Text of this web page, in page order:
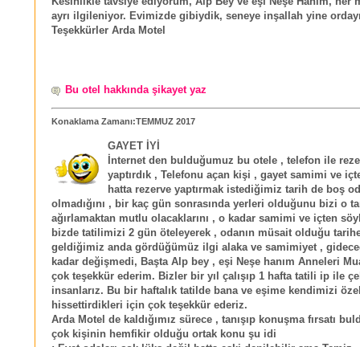
ayrı ilgileniyor. Evimizde gibiydik, seneye inşallah yine
Teşekkürler Arda Motel
Bu otel hakkında şikayet yaz
Konaklama Zamanı:TEMMUZ 2017
GAYET İYİ
İnternet den bulduğumuz bu otele , telefon ile
yaptırdık , Telefonu açan kişi , gayet samimi ve
hatta rezerve yaptırmak istediğimiz tarih de boş
olmadığını , bir kaç gün sonrasında yerleri olduğunu bizi o
ağırlamaktan mutlu olacaklarını , o kadar samimi ve içten
bizde tatilimizi 2 gün öteleyerek , odanın müsait olduğu
geldiğimiz anda gördüğümüz ilgi alaka ve samimiyet ,
kadar değişmedi, Başta Alp bey , eşi Neşe hanım Anneleri
çok teşekkür ederim. Bizler bir yıl çalışıp 1 hafta tatili ip ile
insanlarız. Bu bir haftalık tatilde bana ve eşime kendimizi
hissettirdikleri için çok teşekkür ederiz.
Arda Motel de kaldığımız sürece , tanışıp konuşma fırsatı
çok kişinin hemfikir olduğu ortak konu şu idi